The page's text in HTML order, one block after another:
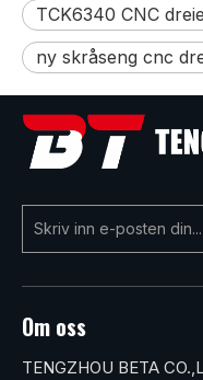
TCK6340 CNC
ny skråseng cnc
Om oss
TENGZHOU BETA